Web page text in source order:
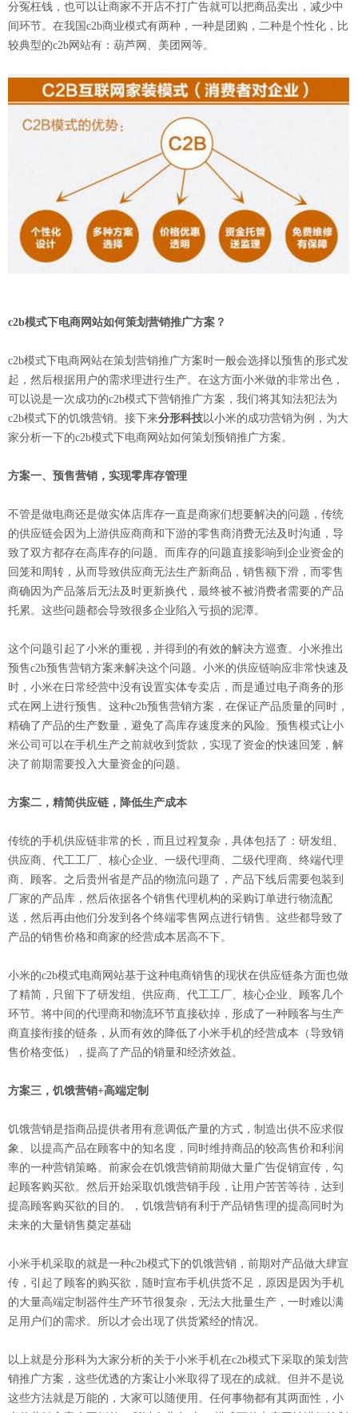
分冤枉钱，也可以让商家不开店不打广告就可以把商品卖出，减少中
间环节。在我国c2b商业模式有两种，一种是团购，二种是个性化，比
较典型的c2b网站有：葫芦网、美团网等。
c2b模式下电商网站如何策划营销推广方案？
c2b模式下电商网站在策划营销推广方案时一般会选择以预售的形式发
起，然后根据用户的需求理进行生产。在这方面小米做的非常出色，
可以说是一次成功的c2b模式下营销推广方案，我们将其知法犯法为
c2b模式下的饥饿营销。接下来分形科技以小米的成功营销为例，为大
家分析一下的c2b模式下电商网站如何策划预销推广方案。
方案一、预售营销，实现零库存管理
不管是做电商还是做实体店库存一直是商家们想要解决的问题，传统
的供应链会因为上游供应商商和下游的零售商消费无法及时沟通，导
致了双方都存在高库存的问题。而库存的问题直接影响到企业资金的
回笼和周转，从而导致供应商无法生产新商品，销售额下滑，而零售
商确因为产品落后无法及时更新换代，最终被不被消费者需要的产品
托累。这些问题都会导致很多企业陷入亏损的泥潭。
这个问题引起了小米的重视，并得到的有效的解决方巡查。小米推出
预售c2b预售营销方案来解决这个问题。小米的供应链响应非常快速及
时，小米在日常经营中没有设置实体专卖店，而是通过电子商务的形
式在网上进行预售。这种c2b预售营销方案，在保证产品质量的同时，
精确了产品的生产数量，避免了高库存速度来的风险。预售模式让小
米公司可以在手机生产之前就收到货款，实现了资金的快速回笼，解
决了前期需要投入大量资金的问题。
方案二，精简供应链，降低生产成本
传统的手机供应链非常的长，而且过程复杂，具体包括了：研发组、
供应商、代工工厂、核心企业、一级代理商、二级代理商、终端代理
商、顾客。之后贵州省是产品的物流问题了，产品下线后需要包装到
厂家的产品库，然后依据各个销售代理机构的采购订单进行物流配
送，然后再由他们分发到各个终端零售网点进行销售。这些都导致了
产品的销售价格和商家的经营成本居高不下。
小米的c2b模式电商网站基于这种电商销售的现状在供应链条方面也做
了精简，只留下了研发组、供应商、代工工厂、核心企业、顾客几个
环节。将中间的代理商和物流环节直接砍掉，形成了一种顾客与生产
商直接衔接的链条，从而有效的降低了小米手机的经营成本（导致销
售价格变低），提高了产品的销量和经济效益。
方案三，饥饿营销+高端定制
饥饿营销是指商品提供者用有意调低产量的方式，制造出供不应求假
象、以提高产品在顾客中的知名度，同时维持商品的较高售价和利润
率的一种营销策略。前家会在饥饿营销前期做大量广告促销宣传，勾
起顾客购买欲。然后开始采取饥饿营销手段，让用户苦苦等待，达到
提高顾客购买欲的目的。，饥饿营销有利于产品销售理的提高同时为
未来的大量销售奠定基础
小米手机采取的就是一种c2b模式下的饥饿营销，前期对产品做大肆宣
传，引起了顾客的购买欲，随时宣布手机供货不足，原因是因为手机
的大量高端定制器件生产环节很复杂，无法大批量生产，一时难以满
足用户们的需求。所以才会出现了供货紧经的情况。
以上就是分形科为大家分析的关于小米手机在c2b模式下采取的策划营
销推广方案，这些优透的方案让小米取得了现在的成就。但并不是说
这些方法就是万能的，大家可以随便用。任何事物都有其两面性，小